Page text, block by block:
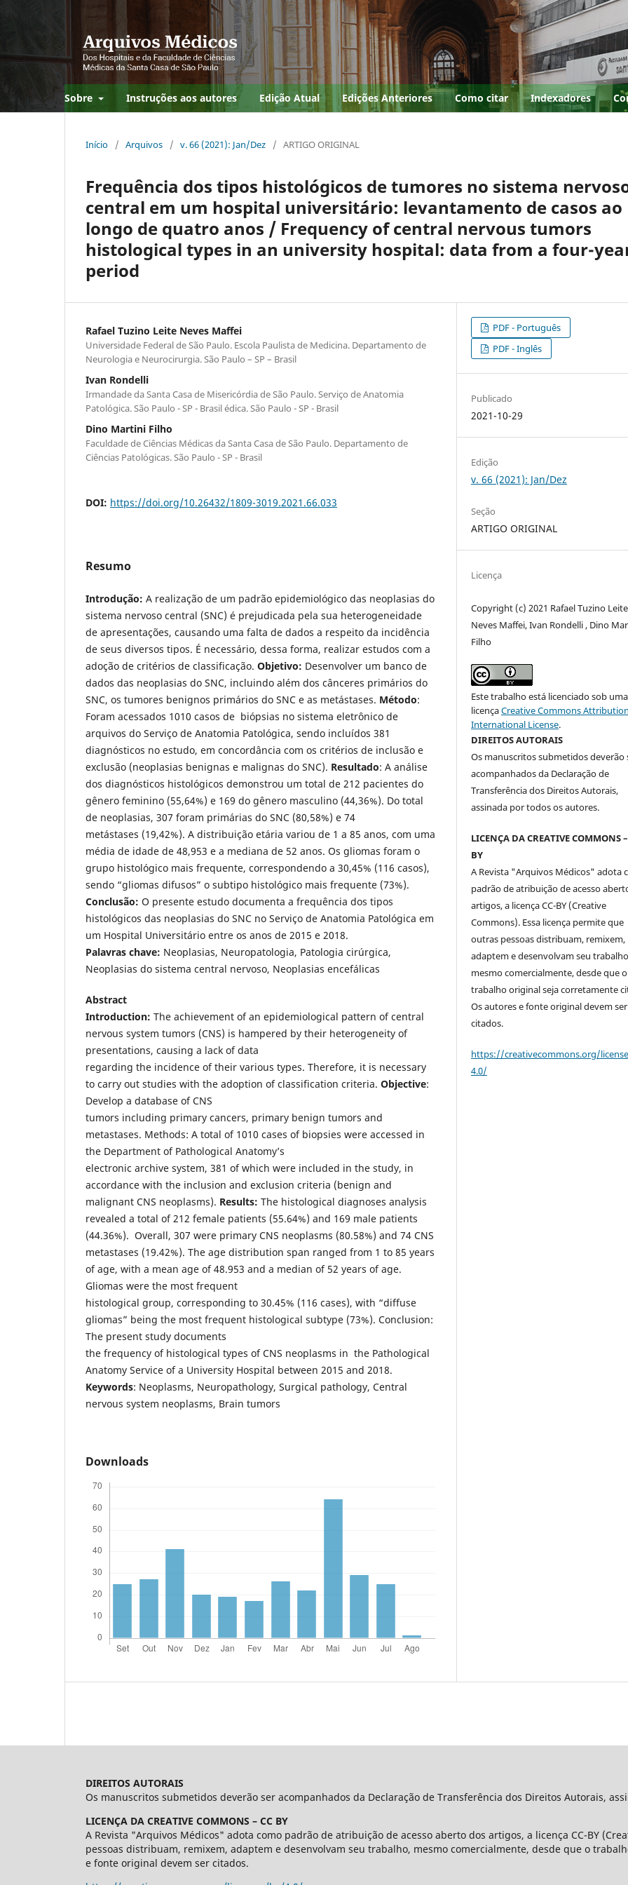
Sobre Instruções aos autores Edição Atual Edições Anteriores Como citar Indexadores
Início / Arquivos / v. 66 (2021): Jan/Dez / ARTIGO ORIGINAL
Frequência dos tipos histológicos de tumores no sistema
central em um hospital universitário: levantamento de casos ao
longo de quatro anos / Frequency of central nervous tumors
histological types in an university hospital: data from a four-
period
Rafael Tuzino Leite Neves Maffei
Universidade Federal de São Paulo. Escola Paulista de Medicina. Departamento de
Neurologia e Neurocirurgia. São Paulo – SP – Brasil
Ivan Rondelli
Irmandade da Santa Casa de Misericórdia de São Paulo. Serviço de Anatomia
Patológica. São Paulo - SP - Brasil édica. São Paulo - SP - Brasil
Dino Martini Filho
Faculdade de Ciências Médicas da Santa Casa de São Paulo. Departamento de
Ciências Patológicas. São Paulo - SP - Brasil
DOI: https://doi.org/10.26432/1809-3019.2021.66.033
Resumo
Introdução: A realização de um padrão epidemiológico das neoplasias do
sistema nervoso central (SNC) é prejudicada pela sua heterogeneidade
de apresentações, causando uma falta de dados a respeito da incidência
de seus diversos tipos. É necessário, dessa forma, realizar estudos com a
adoção de critérios de classificação. Objetivo: Desenvolver um banco de
dados das neoplasias do SNC, incluindo além dos cânceres primários do
SNC, os tumores benignos primários do SNC e as metástases. Método:
Foram acessados 1010 casos de biópsias no sistema eletrônico de
arquivos do Serviço de Anatomia Patológica, sendo incluídos 381
diagnósticos no estudo, em concordância com os critérios de inclusão e
exclusão (neoplasias benignas e malignas do SNC). Resultado: A análise
dos diagnósticos histológicos demonstrou um total de 212 pacientes do
gênero feminino (55,64%) e 169 do gênero masculino (44,36%). Do total
de neoplasias, 307 foram primárias do SNC (80,58%) e 74
metástases (19,42%). A distribuição etária variou de 1 a 85 anos, com uma
média de idade de 48,953 e a mediana de 52 anos. Os gliomas foram o
grupo histológico mais frequente, correspondendo a 30,45% (116 casos),
sendo “gliomas difusos” o subtipo histológico mais frequente (73%).
Conclusão: O presente estudo documenta a frequência dos tipos
histológicos das neoplasias do SNC no Serviço de Anatomia Patológica em
um Hospital Universitário entre os anos de 2015 e 2018.
Palavras chave: Neoplasias, Neuropatologia, Patologia cirúrgica,
Neoplasias do sistema central nervoso, Neoplasias encefálicas
Abstract
Introduction: The achievement of an epidemiological pattern of central
nervous system tumors (CNS) is hampered by their heterogeneity of
presentations, causing a lack of data
regarding the incidence of their various types. Therefore, it is necessary
to carry out studies with the adoption of classification criteria. Objective:
Develop a database of CNS
tumors including primary cancers, primary benign tumors and
metastases. Methods: A total of 1010 cases of biopsies were accessed in
the Department of Pathological Anatomy’s
electronic archive system, 381 of which were included in the study, in
accordance with the inclusion and exclusion criteria (benign and
malignant CNS neoplasms). Results: The histological diagnoses analysis
revealed a total of 212 female patients (55.64%) and 169 male patients
(44.36%). Overall, 307 were primary CNS neoplasms (80.58%) and 74 CNS
metastases (19.42%). The age distribution span ranged from 1 to 85 years
of age, with a mean age of 48.953 and a median of 52 years of age.
Gliomas were the most frequent
histological group, corresponding to 30.45% (116 cases), with “diffuse
gliomas” being the most frequent histological subtype (73%). Conclusion:
The present study documents
the frequency of histological types of CNS neoplasms in the Pathological
Anatomy Service of a University Hospital between 2015 and 2018.
Keywords: Neoplasms, Neuropathology, Surgical pathology, Central
nervous system neoplasms, Brain tumors
Downloads
PDF - Português
PDF - Inglês
Publicado
2021-10-29
Edição
v. 66 (2021): Jan/Dez
Seção
ARTIGO ORIGINAL
Licença
Copyright (c) 2021 Rafael Tuzino Leite
Neves Maffei, Ivan Rondelli , Dino
Filho
Este trabalho está licenciado sob uma
licençaCreative Commons
International License.
DIREITOS AUTORAIS
Os manuscritos submetidos deverão
acompanhados da Declaração de
Transferência dos Direitos Autorais,
assinada por todos os autores.
LICENÇA DA CREATIVE COMMONS
BY
A Revista "Arquivos Médicos" adota
padrão de atribuição de acesso
artigos, a licença CC-BY (Creative
Commons). Essa licença permite que
outras pessoas distribuam, remixem,
adaptem e desenvolvam seu
mesmo comercialmente, desde que o
trabalho original seja corretamente
Os autores e fonte original devem ser
citados.
https://creativecommons.org/
4.0/
DIREITOS AUTORAIS
Os manuscritos submetidos deverão ser acompanhados da Declaração de Transferência dos Direitos Autorais,
LICENÇA DA CREATIVE COMMONS – CC BY
A Revista "Arquivos Médicos" adota como padrão de atribuição de acesso aberto dos artigos, a licença CC-BY
pessoas distribuam, remixem, adaptem e desenvolvam seu trabalho, mesmo comercialmente, desde que o
e fonte original devem ser citados.